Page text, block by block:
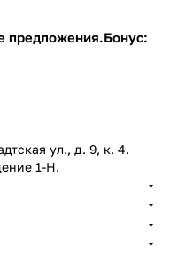
предложения.Бонус:
ул., д. 9, к. 4.
1-Н.